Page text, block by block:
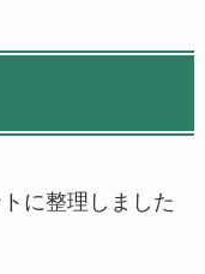
に整理しました